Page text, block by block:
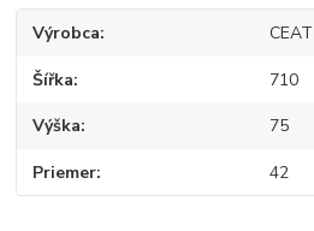
Výrobca CEAT
Šířka 710
Výška 75
Priemer 42